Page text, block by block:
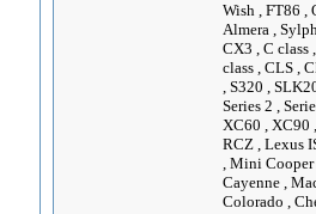
Wish , FT86 ,
Almera ,
CX3 , C class
class , CLS ,
, S320 ,
Series 2 ,
XC60 , XC90
RCZ , Lexus
, Mini Cooper
Cayenne ,
Colorado ,